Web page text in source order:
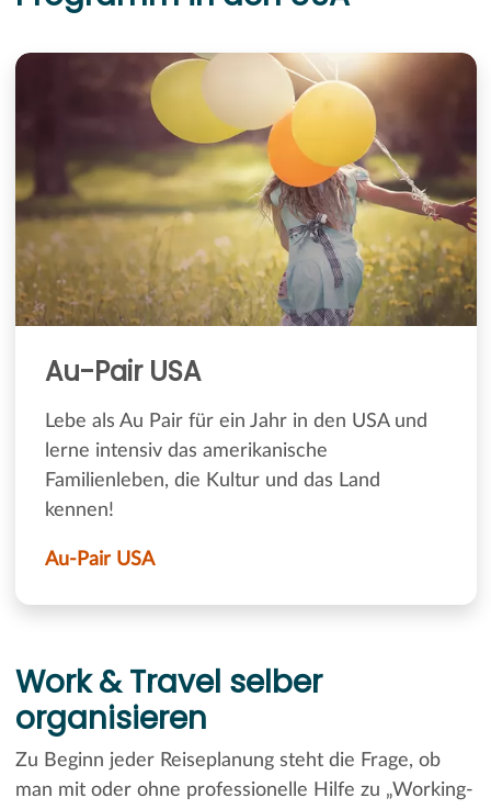
Au-Pair USA
Lebe als Au Pair für ein Jahr in den USA und
lerne intensiv das amerikanische
Familienleben, die Kultur und das Land
kennen!
Au-Pair USA
Work & Travel selber
organisieren
Zu Beginn jeder Reiseplanung steht die Frage, ob
man mit oder ohne professionelle Hilfe zu „Working-